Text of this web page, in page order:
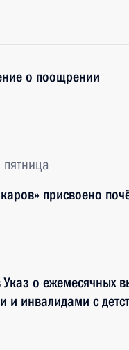
о поощрении
присвоено
о ежемесячных
и инвалидами с